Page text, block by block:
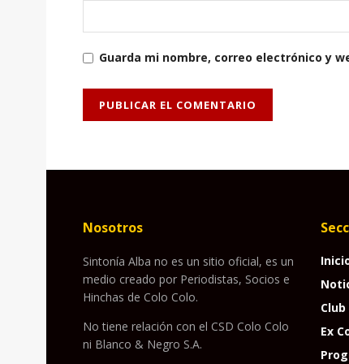
Guarda mi nombre, correo electrónico y
Nosotros
Sintonía Alba no es un sitio oficial, es un
medio creado por Periodistas, Socios e
Hinchas de Colo Colo.
No tiene relación con el CSD Colo Colo
ni Blanco & Negro S.A.
Ex